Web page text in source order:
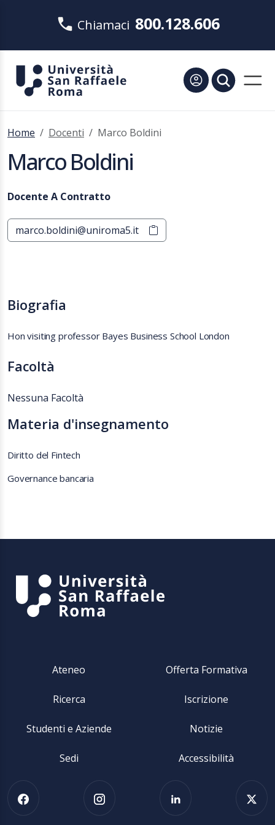
Chiamaci 800.128.606
Home Docenti Marco Boldini
Marco Boldini
Docente A Contratto
marco.boldini@uniroma5.it
Biografia
Hon visiting professor Bayes Business School London
Facoltà
Nessuna Facoltà
Materia d'insegnamento
Diritto del Fintech
Governance bancaria
Ateneo Offerta Formativa
Ricerca Iscrizione
Studenti e Aziende Notizie
Sedi Accessibilità